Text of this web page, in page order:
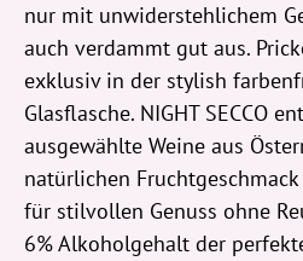
nur mit unwiderstehlichem
auch verdammt gut aus.
exklusiv in der stylish
Glasflasche. NIGHT SECCO
ausgewählte Weine aus
natürlichen
für stilvollen Genuss ohne
6% Alkoholgehalt der